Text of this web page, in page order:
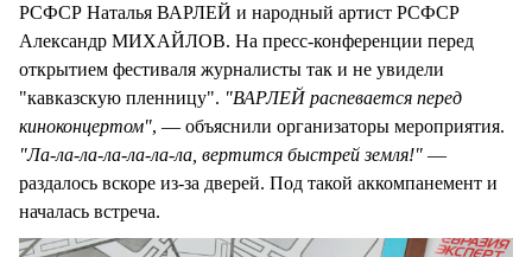
РСФСР Наталья ВАРЛЕЙ и народный артист РСФСР
Александр МИХАЙЛОВ. На пресс-конференции перед
открытием фестиваля журналисты так и не увидели
"кавказскую пленницу". "ВАРЛЕЙ распевается перед
киноконцертом", — объяснили организаторы мероприятия.
"Ла-ла-ла-ла-ла-ла-ла, вертится быстрей земля!" —
раздалось вскоре из-за дверей. Под такой аккомпанемент и
началась встреча.